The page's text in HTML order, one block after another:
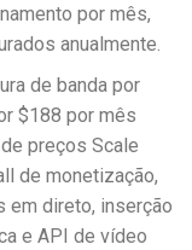
por mês,
anualmente.
de banda por
$188 por mês
preços Scale
de monetização,
em direto, inserção
e API de vídeo